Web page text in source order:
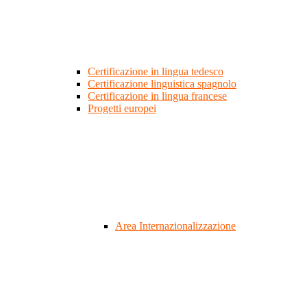
Certificazione in lingua tedesco
Certificazione linguistica spagnolo
Certificazione in lingua francese
Progetti europei
Area Internazionalizzazione